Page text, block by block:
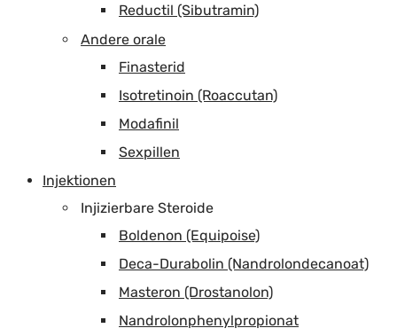
Reductil (Sibutramin)
Andere orale
Finasterid
Isotretinoin (Roaccutan)
Modafinil
Sexpillen
Injektionen
Injizierbare Steroide
Boldenon (Equipoise)
Deca-Durabolin (Nandrolondecanoat)
Masteron (Drostanolon)
Nandrolonphenylpropionat